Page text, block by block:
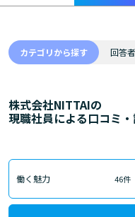
カテゴリから探す 回答
株式会社NITTAIの
現職社員による口コミ
働く魅力 46件